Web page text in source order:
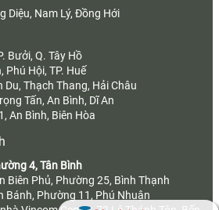
Diệu, Nam Lý, Đồng Hới
Bưởi, Q. Tây Hồ
Phú Hội, TP. Huế
Thạch Thang, Hải Châu
Tấn, An Bình, Dĩ An
An Bình, Biên Hòa
4, Tân Bình
Biên Phủ, Phường 25, Bình Thạnh
Bánh, Phường 11, Phú Nhuận